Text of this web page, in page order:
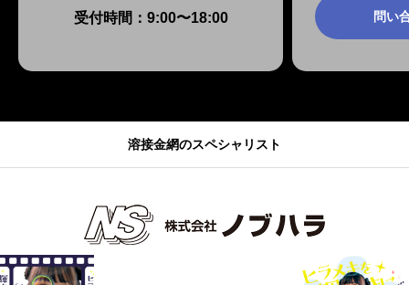
受付時間：9:00〜18:00 問い
溶接金網のスペシャリスト